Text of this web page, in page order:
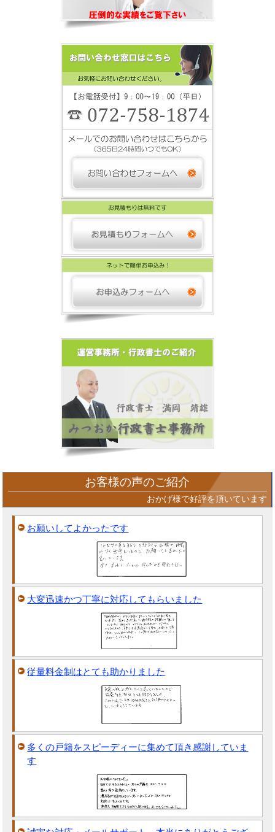
お客様の声のご紹介
おかげ様で好評を頂いています
お願いしてよかったです
大変迅速かつ丁寧に対応してもらいました
従量料金制はとても助かりました
多くの戸籍をスピーディーに集めて頂き感謝していま
す